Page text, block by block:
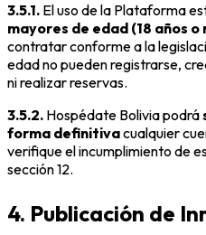
3.5.1. El uso de la Plataforma
mayores de edad (18 años o
contratar conforme a la
edad no pueden registrarse,
ni realizar reservas.
3.5.2. Hospédate Bolivia podrá
forma definitivacualquier
verifique el incumplimiento de
sección 12.
4. Publicación de